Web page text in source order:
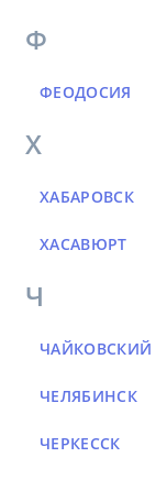
Ф
ФЕОДОСИЯ
Х
ХАБАРОВСК
ХАСАВЮРТ
Ч
ЧАЙКОВСКИЙ
ЧЕЛЯБИНСК
ЧЕРКЕССК